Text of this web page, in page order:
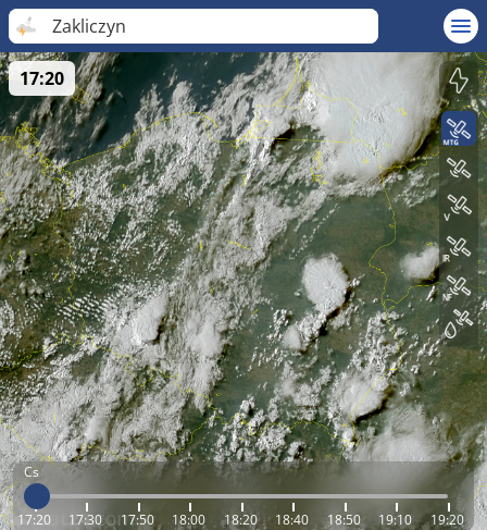
Zakliczyn
Cs
17:20 17:30 17:50 18:00 18:20 18:40 18:50 19:10 19:20
17:20